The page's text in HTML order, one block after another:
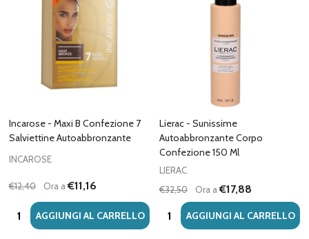
Incarose - Maxi B Confezione 7
Salviettine Autoabbronzante
INCAROSE
€12,40 Ora a€11,16
Quantità:AGGIUNGI AL CARRELLO
Lierac - Sunissime
Autoabbronzante Corpo
Confezione 150 Ml
LIERAC
€32,50
Ora a€17,88
Quantità:AGGIUNGI AL CARRELLO